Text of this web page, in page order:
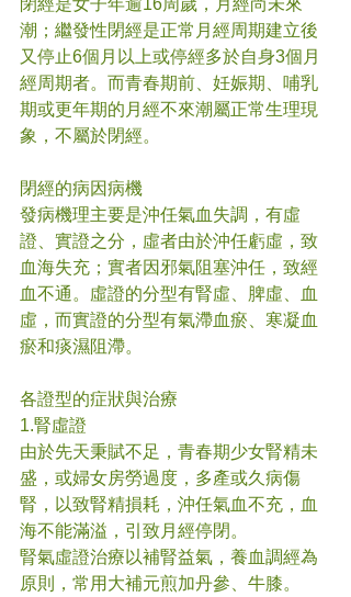
閉經是女子年逾16周歲，月經尚未來
潮；繼發性閉經是正常月經周期建立後
又停止6個月以上或停經多於自身3個月
經周期者。而青春期前、妊娠期、哺乳
期或更年期的月經不來潮屬正常生理現
象，不屬於閉經。
閉經的病因病機
發病機理主要是沖任氣血失調，有虛
證、實證之分，虛者由於沖任虧虛，致
血海失充；實者因邪氣阻塞沖任，致經
血不通。虛證的分型有腎虛、脾虛、血
虛，而實證的分型有氣滯血瘀、寒凝血
瘀和痰濕阻滯。
各證型的症狀與治療
1.腎虛證
由於先天秉賦不足，青春期少女腎精未
盛，或婦女房勞過度，多產或久病傷
腎，以致腎精損耗，沖任氣血不充，血
海不能滿溢，引致月經停閉。
腎氣虛證治療以補腎益氣，養血調經為
原則，常用大補元煎加丹參、牛膝。